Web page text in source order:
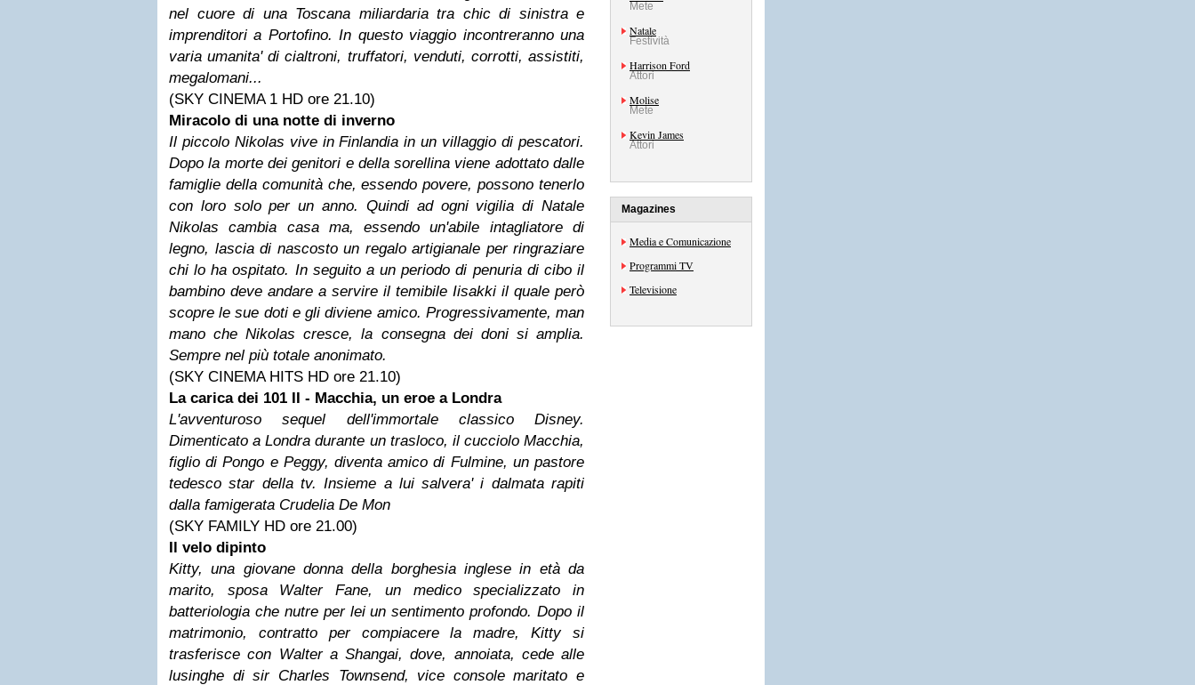
nel cuore di una Toscana miliardaria tra chic di sinistra e
imprenditori a Portofino. In questo viaggio incontreranno una
varia umanita' di cialtroni, truffatori, venduti, corrotti, assistiti,
megalomani...
(SKY CINEMA 1 HD ore 21.10)
Miracolo di una notte di inverno
Il piccolo Nikolas vive in Finlandia in un villaggio di pescatori.
Dopo la morte dei genitori e della sorellina viene adottato dalle
famiglie della comunità che, essendo povere, possono tenerlo
con loro solo per un anno. Quindi ad ogni vigilia di Natale
Nikolas cambia casa ma, essendo un'abile intagliatore di
legno, lascia di nascosto un regalo artigianale per ringraziare
chi lo ha ospitato. In seguito a un periodo di penuria di cibo il
bambino deve andare a servire il temibile Iisakki il quale però
scopre le sue doti e gli diviene amico. Progressivamente, man
mano che Nikolas cresce, la consegna dei doni si amplia.
Sempre nel più totale anonimato.
(SKY CINEMA HITS HD ore 21.10)
La carica dei 101 II - Macchia, un eroe a Londra
L'avventuroso sequel dell'immortale classico Disney.
Dimenticato a Londra durante un trasloco, il cucciolo Macchia,
figlio di Pongo e Peggy, diventa amico di Fulmine, un pastore
tedesco star della tv. Insieme a lui salvera' i dalmata rapiti
dalla famigerata Crudelia De Mon
(SKY FAMILY HD ore 21.00)
Il velo dipinto
Kitty, una giovane donna della borghesia inglese in età da
marito, sposa Walter Fane, un medico specializzato in
batteriologia che nutre per lei un sentimento profondo. Dopo il
matrimonio, contratto per compiacere la madre, Kitty si
trasferisce con Walter a Shangai, dove, annoiata, cede alle
lusinghe di sir Charles Townsend, vice console maritato e
Mete
Natale
Festività
Harrison Ford
Attori
Molise
Mete
Kevin James
Attori
Magazines
Media e Comunicazione
Programmi TV
Televisione